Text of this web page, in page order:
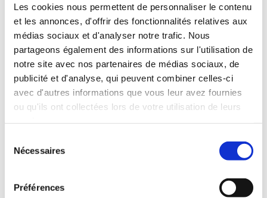
Les cookies nous permettent de personnaliser le contenu
et les annonces, d'offrir des fonctionnalités relatives aux
médias sociaux et d'analyser notre trafic. Nous
partageons également des informations sur l'utilisation de
notre site avec nos partenaires de médias sociaux, de
publicité et d'analyse, qui peuvent combiner celles-ci
avec d'autres informations que vous leur avez fournies
ou qu'ils ont collectées lors de votre utilisation de leurs
Nécessaires
Préférences
direction et de
l’amélioration des
performances des parcs
éoliens
Meteodyn a mis à l'épreuve un
modèle hybride de superposition de
éoliens offshore, Lillgrund, Horns Rev
les effets de sillage dépendants de la